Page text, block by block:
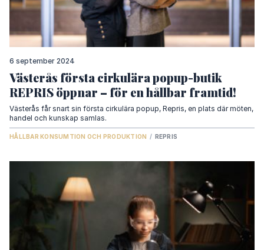
6 september 2024
Västerås första cirkulära popup-butik
REPRIS öppnar – för en hållbar framtid!
Västerås får snart sin första cirkulära popup, Repris, en plats där möten,
handel och kunskap samlas.
HÅLLBAR KONSUMTION OCH PRODUKTION / REPRIS